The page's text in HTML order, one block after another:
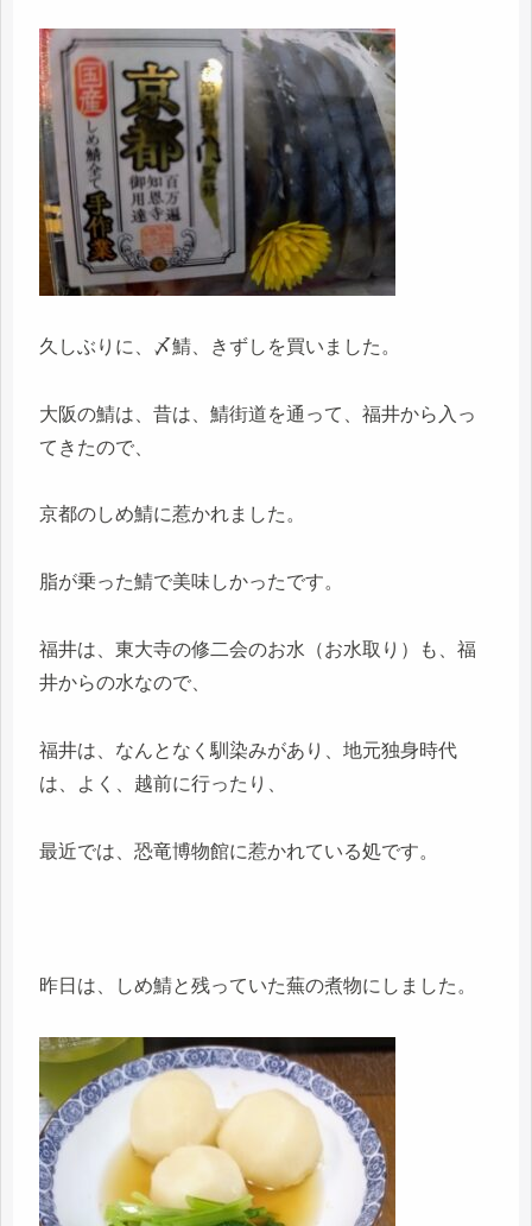
久しぶりに、〆鯖、きずしを買いました。
大阪の鯖は、昔は、鯖街道を通って、福井から入っ
てきたので、
京都のしめ鯖に惹かれました。
脂が乗った鯖で美味しかったです。
福井は、東大寺の修二会のお水（お水取り）も、福
井からの水なので、
福井は、なんとなく馴染みがあり、地元独身時代
は、よく、越前に行ったり、
最近では、恐竜博物館に惹かれている処です。
昨日は、しめ鯖と残っていた蕪の煮物にしました。